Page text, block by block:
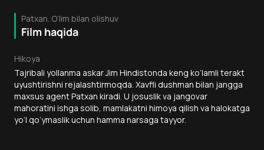
Patxan. O‘lim bilan olishuv
Film haqida
Hikoya
Tajribali yollanma askar Jim Hindistonda keng ko‘lamli terakt
uyushtirishni rejalashtirmoqda. Xavfli dushman bilan jangga
maxsus agent Patxan kiradi. U josuslik va jangovar
mahoratini ishga solib, mamlakatni himoya qilish va halokatga
yo‘l qo‘ymaslik uchun hamma narsaga tayyor.